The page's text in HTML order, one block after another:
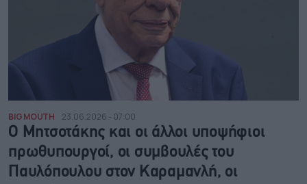
BIG MOUTH 23.06.2026 - 07:00
Ο Μητσοτάκης και οι άλλοι υποψήφιοι
πρωθυπουργοί, οι συμβουλές του
Παυλόπουλου στον Καραμανλή, οι